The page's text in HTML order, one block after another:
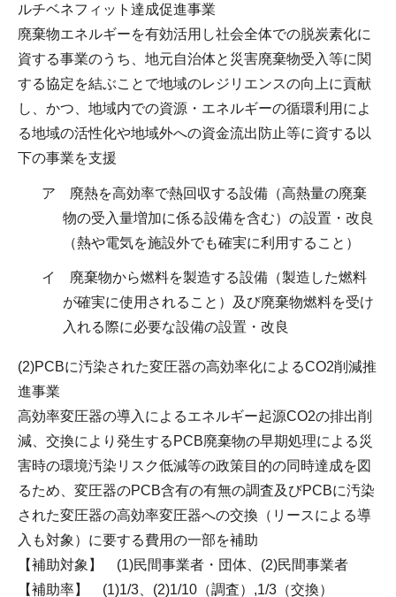
ルチベネフィット達成促進事業
廃棄物エネルギーを有効活用し社会全体での脱炭素化に
資する事業のうち、地元自治体と災害廃棄物受入等に関
する協定を結ぶことで地域のレジリエンスの向上に貢献
し、かつ、地域内での資源・エネルギーの循環利用によ
る地域の活性化や地域外への資金流出防止等に資する以
下の事業を支援
ア 廃熱を高効率で熱回収する設備（高熱量の廃棄
物の受入量増加に係る設備を含む）の設置・改良
（熱や電気を施設外でも確実に利用すること）
イ 廃棄物から燃料を製造する設備（製造した燃料
が確実に使用されること）及び廃棄物燃料を受け
入れる際に必要な設備の設置・改良
(2)PCBに汚染された変圧器の高効率化によるCO2削減推
進事業
高効率変圧器の導入によるエネルギー起源CO2の排出削
減、交換により発生するPCB廃棄物の早期処理による災
害時の環境汚染リスク低減等の政策目的の同時達成を図
るため、変圧器のPCB含有の有無の調査及びPCBに汚染
された変圧器の高効率変圧器への交換（リースによる導
入も対象）に要する費用の一部を補助
【補助対象】 (1)民間事業者・団体、(2)民間事業者
【補助率】 (1)1/3、(2)1/10（調査）,1/3（交換）